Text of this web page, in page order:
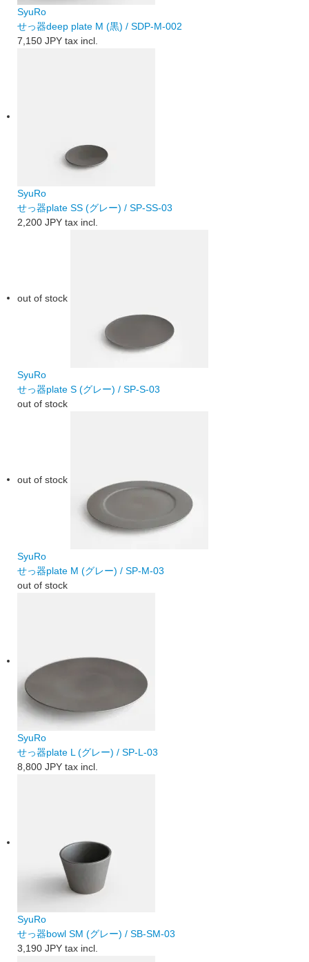
SyuRo
せっ器deep plate M (黒) / SDP-M-002
7,150 JPY tax incl.
SyuRo
せっ器plate SS (グレー) / SP-SS-03
2,200 JPY tax incl.
out of stock
SyuRo
せっ器plate S (グレー) / SP-S-03
out of stock
out of stock
SyuRo
せっ器plate M (グレー) / SP-M-03
out of stock
SyuRo
せっ器plate L (グレー) / SP-L-03
8,800 JPY tax incl.
SyuRo
せっ器bowl SM (グレー) / SB-SM-03
3,190 JPY tax incl.